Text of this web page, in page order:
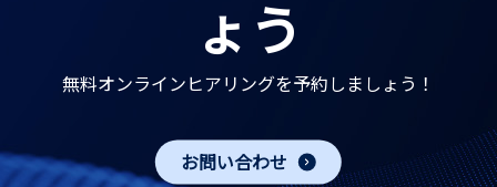
ょう
無料オンラインヒアリングを予約しましょう！
お問い合わせ